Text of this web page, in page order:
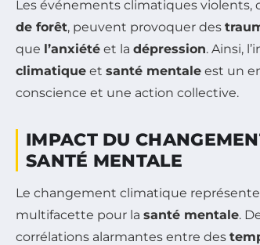
Les événements climatiques violents,
de forêt, peuvent provoquer des
que l’anxiété et la dépression. Ainsi,
climatique et santé mentale est un
conscience et une action collective.
IMPACT DU
SANTÉ MENTALE
Le changement climatique
multifacette pour la santé mentale.
corrélations alarmantes entre des